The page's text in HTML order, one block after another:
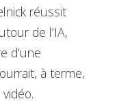
réussit
de l’IA,
d’une
à terme,